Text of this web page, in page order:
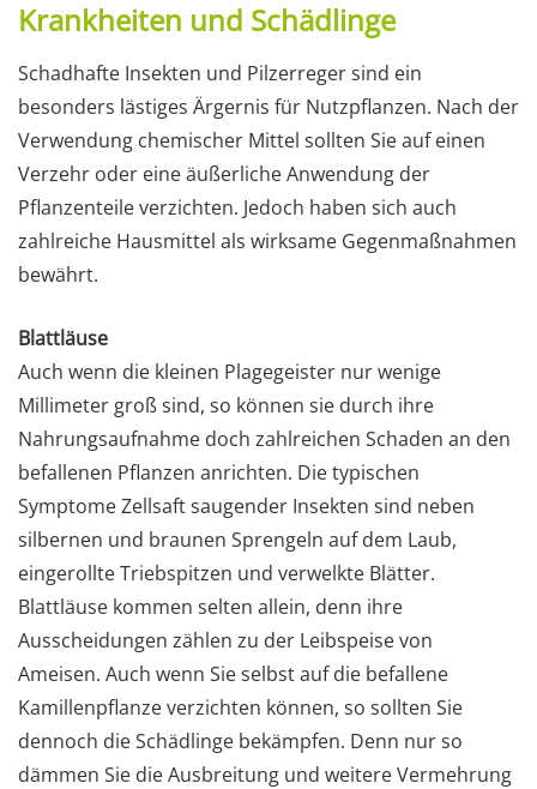
Krankheiten und Schädlinge
Schadhafte Insekten und Pilzerreger sind ein
besonders lästiges Ärgernis für Nutzpflanzen. Nach der
Verwendung chemischer Mittel sollten Sie auf einen
Verzehr oder eine äußerliche Anwendung der
Pflanzenteile verzichten. Jedoch haben sich auch
zahlreiche Hausmittel als wirksame Gegenmaßnahmen
bewährt.
Blattläuse
Auch wenn die kleinen Plagegeister nur wenige
Millimeter groß sind, so können sie durch ihre
Nahrungsaufnahme doch zahlreichen Schaden an den
befallenen Pflanzen anrichten. Die typischen
Symptome Zellsaft saugender Insekten sind neben
silbernen und braunen Sprengeln auf dem Laub,
eingerollte Triebspitzen und verwelkte Blätter.
Blattläuse kommen selten allein, denn ihre
Ausscheidungen zählen zu der Leibspeise von
Ameisen. Auch wenn Sie selbst auf die befallene
Kamillenpflanze verzichten können, so sollten Sie
dennoch die Schädlinge bekämpfen. Denn nur so
dämmen Sie die Ausbreitung und weitere Vermehrung